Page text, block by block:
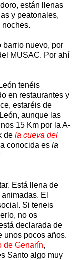
están llenas
y peatonales,
noches.
barrio nuevo, por
MUSAC. Por ahí
tenéis
en restaurantes y
estaréis de
aunque las
15 Km por la A-
de la cueva del
conocida es la
Está llena de
El
Si teneis
no os
declarada de
unos pocos años.
de Genarín,
Santo algo muy